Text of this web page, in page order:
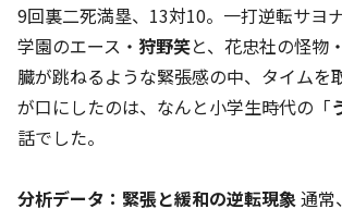
9回裏二死満塁、13対10。一打逆転サヨ
学園のエース・ 狩野笑と、花忠社の怪物・
臓が跳ねるような緊張感の中、タイムを
が口にしたのは、なんと小学生時代の「
話でした。
分析データ：緊張と緩和の逆転現象通常